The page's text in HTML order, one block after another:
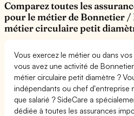
Comparez toutes les
pour le métier de Bonnetier
métier circulaire petit
Vous exercez le métier ou dans
vous avez une activité de
métier circulaire petit diamètre ?
indépendants ou chef d'entreprise
que salarié ? SideCare a
dédiée à toutes les assurances